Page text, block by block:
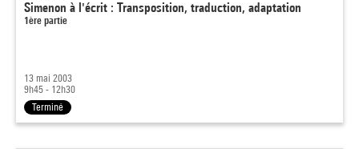
Simenon à l'écrit : Transposition, traduction, adaptation
1ère partie
13 mai 2003
9h45 - 12h30
Terminé